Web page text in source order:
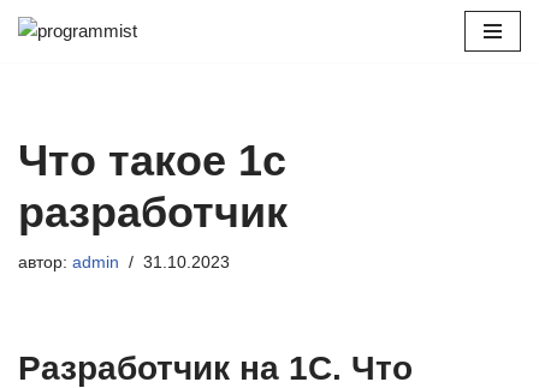
Что такое 1с
разработчик
автор: admin 31.10.2023
Разработчик на 1С. Что